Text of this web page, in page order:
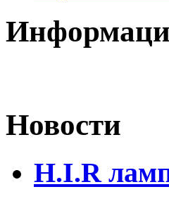
Новости
H.I.R